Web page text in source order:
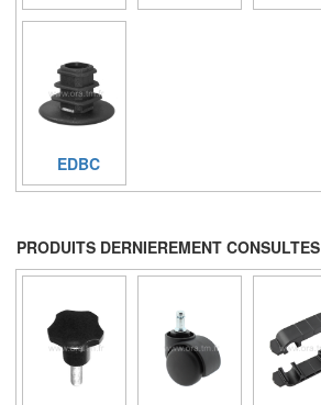
EDBC
PRODUITS DERNIEREMENT CONSULTES